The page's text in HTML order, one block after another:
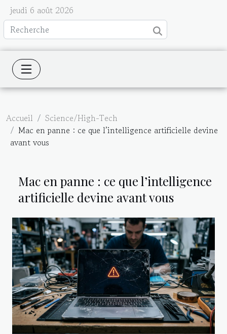
jeudi 6 août 2026
Accueil
Science/High-Tech
Mac en panne : ce que l’intelligence artificielle devine
avant vous
Mac en panne : ce que l’intelligence
artificielle devine avant vous